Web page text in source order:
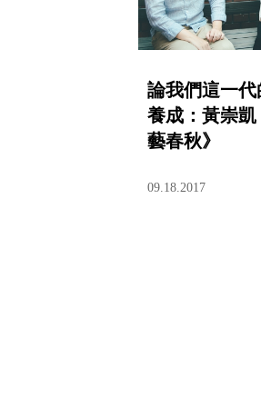
論我們這一
養成：黃崇
藝春秋》
09.18.2017